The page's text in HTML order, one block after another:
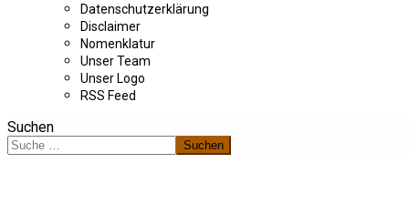
Datenschutzerklärung
Disclaimer
Nomenklatur
Unser Team
Unser Logo
RSS Feed
Suchen
Suchen